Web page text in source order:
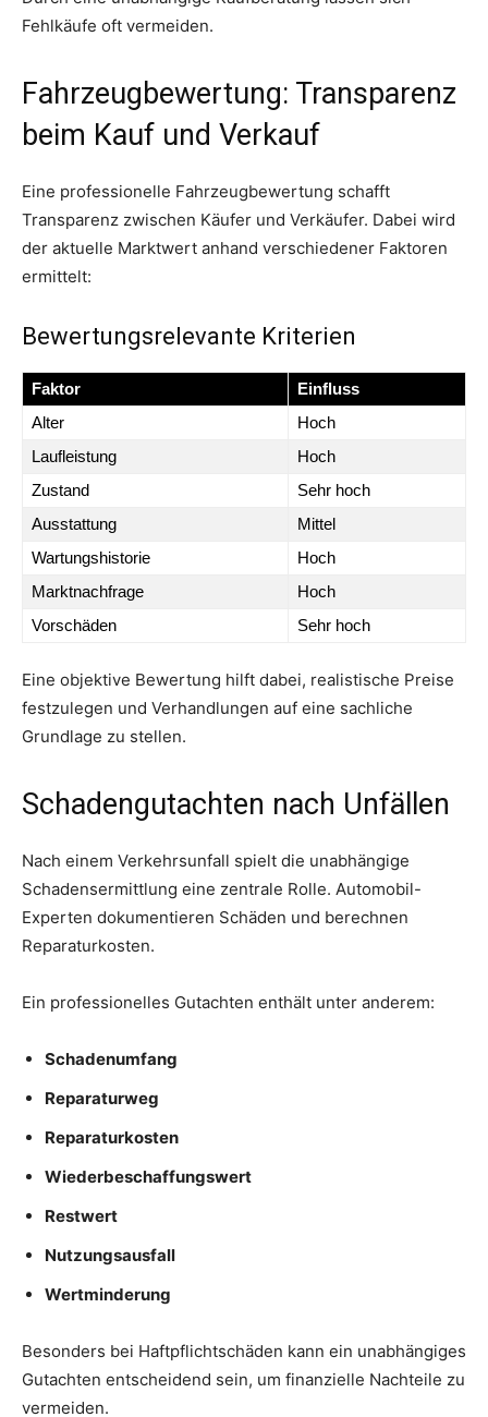
Fehlkäufe oft vermeiden.
Fahrzeugbewertung: Transparenz
beim Kauf und Verkauf
Eine professionelle Fahrzeugbewertung schafft
Transparenz zwischen Käufer und Verkäufer. Dabei wird
der aktuelle Marktwert anhand verschiedener Faktoren
ermittelt:
Bewertungsrelevante Kriterien
Faktor
Einfluss
Alter
Hoch
Laufleistung
Hoch
Zustand
Sehr hoch
Ausstattung
Mittel
Wartungshistorie
Hoch
Marktnachfrage
Hoch
Vorschäden
Sehr hoch
Eine objektive Bewertung hilft dabei, realistische Preise
festzulegen und Verhandlungen auf eine sachliche
Grundlage zu stellen.
Schadengutachten nach Unfällen
Nach einem Verkehrsunfall spielt die unabhängige
Schadensermittlung eine zentrale Rolle. Automobil-
Experten dokumentieren Schäden und berechnen
Reparaturkosten.
Ein professionelles Gutachten enthält unter anderem:
Schadenumfang
Reparaturweg
Reparaturkosten
Wiederbeschaffungswert
Restwert
Nutzungsausfall
Wertminderung
Besonders bei Haftpflichtschäden kann ein unabhängiges
Gutachten entscheidend sein, um finanzielle Nachteile zu
vermeiden.